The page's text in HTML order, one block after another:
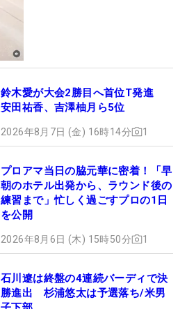
鈴木愛が大会2勝目へ首位T発進
安田祐香、吉澤柚月ら5位
2026年8月7日 (金) 16時14分 1
プロアマ当日の脇元華に密着！「早
朝のホテル出発から、ラウンド後の
練習まで」忙しく過ごすプロの1日
を公開
2026年8月6日 (木) 15時50分 1
石川遼は終盤の4連続バーディで決
勝進出 杉浦悠太は予選落ち/米男